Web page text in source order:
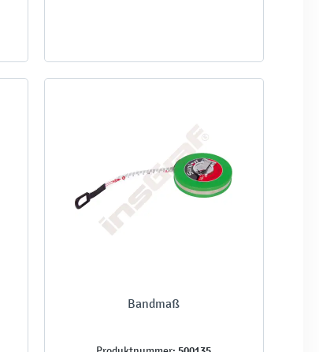
Bandmaß